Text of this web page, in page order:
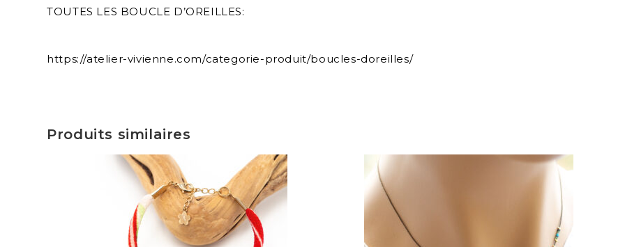
TOUTES LES BOUCLE D’OREILLES:
https://atelier-vivienne.com/categorie-produit/boucles-doreilles/
Produits similaires